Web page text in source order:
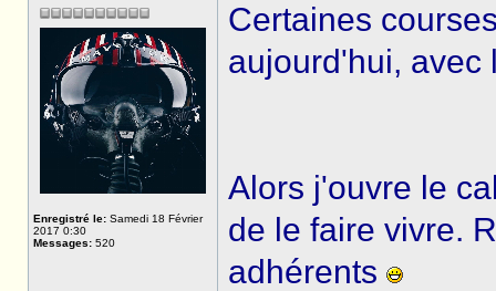
Enregistré le: Samedi 18 Février
2017 0:30
Messages: 520
Certaines
aujourd'hui,
Alors j'ouvre le
de le faire vivre.
adhérents